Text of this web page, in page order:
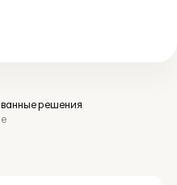
решения